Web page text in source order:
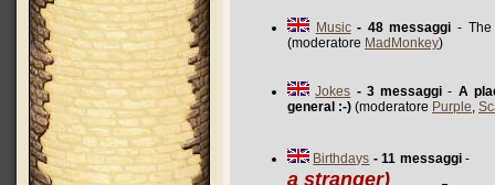
Music - 48 messaggi - The
(moderatore MadMonkey)
Jokes - 3 messaggi - A
general :-) (moderatore Purple,
Birthdays - 11 messaggi
a stranger)